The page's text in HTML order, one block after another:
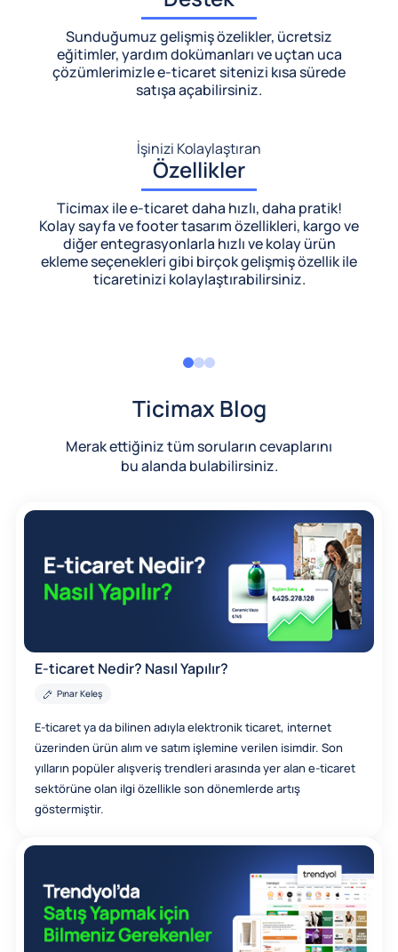
Sunduğumuz gelişmiş özelikler, ücretsiz
eğitimler, yardım dokümanları ve uçtan uca
çözümlerimizlee-ticaret sitenizi kısa sürede
satışa açabilirsiniz.
İşinizi Kolaylaştıran
Özellikler
Ticimax ile e-ticaret daha hızlı, daha pratik!
Kolay sayfa ve footer tasarım özellikleri, kargo ve
diğer entegrasyonlarla hızlı ve kolay ürün
ekleme seçenekleri gibi birçok gelişmiş özellik ile
ticaretinizi kolaylaştırabilirsiniz.
Ticimax Blog
Merak ettiğiniz tüm soruların cevaplarını
bu alanda bulabilirsiniz.
E-ticaret Nedir? Nasıl Yapılır?
Pınar Keleş
E-ticaret ya da bilinen adıyla elektronik ticaret, internet
üzerinden ürün alım ve satım işlemine verilen isimdir. Son
yılların popüler alışveriş trendleri arasında yer alan e-ticaret
sektörüne olan ilgi özellikle son dönemlerde artış
göstermiştir.